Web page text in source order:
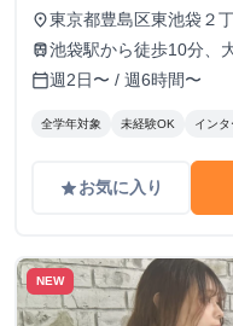
place東京都豊島区東池袋２
train池袋駅から徒歩10分、
calendar_today週2日〜 / 週6時間〜
全学年対象 未経験OK イン
gradeお気に入り
NEW